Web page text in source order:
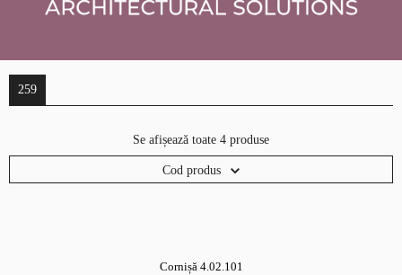
259
Se afișează toate 4 produse
Cod produs
Cornișă 4.02.101